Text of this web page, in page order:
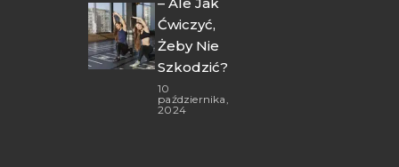
Ćwiczyć,
Żeby Nie
Szkodzić?
10
października,
2024